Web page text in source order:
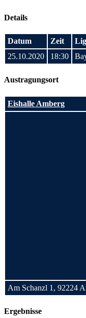
Details
Datum Zeit
25.10.2020
18:30
Austragungsort
Eishalle Amberg
Am Schanzl 1, 92224
Ergebnisse